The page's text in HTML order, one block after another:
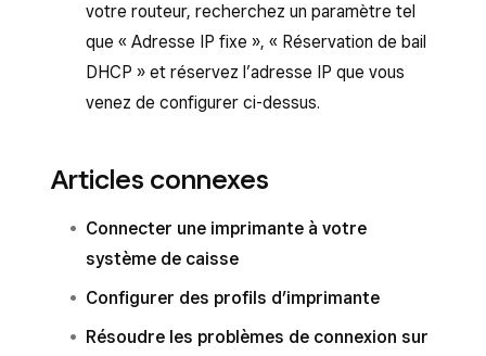
votre routeur, recherchez un paramètre tel
que « Adresse IP fixe », « Réservation de bail
DHCP » et réservez l’adresse IP que vous
venez de configurer ci-dessus.
Articles connexes
Connecter une imprimante à votre
système de caisse
Configurer des profils d’imprimante
Résoudre les problèmes de connexion sur